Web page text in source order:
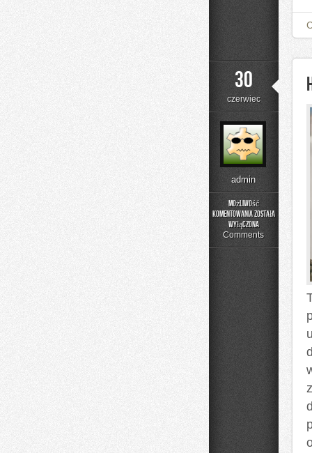
30
czerwiec
admin
Możliwość
komentowania
Historia
Przemysłu
została
wyłączona
Comments